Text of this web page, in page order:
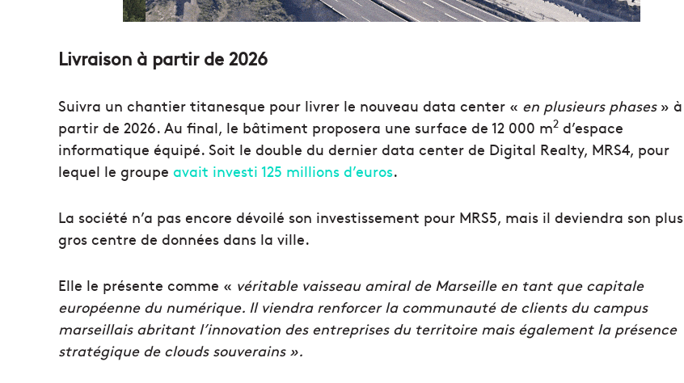
Livraison à partir de 2026
Suivra un chantier titanesque pour livrer le nouveau data center « en plusieurs phases» à
partir de 2026. Au final, le bâtiment proposera une surface de 12 000 m2 d’espace
informatique équipé. Soit le double du dernier data center de Digital Realty, MRS4, pour
lequel le groupe avait investi 125 millions d’euros.
La société n’a pas encore dévoilé son investissement pour MRS5, mais il deviendra son plus
gros centre de données dans la ville.
Elle le présente comme « véritable vaisseau amiral de Marseille en tant que capitale
européenne du numérique. Il viendra renforcer la communauté de clients du campus
marseillais abritant l’innovation des entreprises du territoire mais également la présence
stratégique de clouds souverains ».